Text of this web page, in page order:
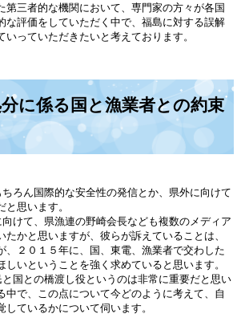
第三者的な機関において、専門家の方々が各国
な評価をしていただく中で、福島に対する誤解
っていただきたいと考えております。
に係る国と漁業者との約束
ろん国際的な安全性の発信とか、県外に向けて
思います。
けて、県漁連の野崎会長なども複数のメディア
かと思いますが、彼らが訴えていることは、
、２０１５年に、国、東電、漁業者で交わした
いということを強く求めていると思います。
国との橋渡し役というのは非常に重要だと思い
中で、この点について今どのように考えて、自
ているかについて伺います。